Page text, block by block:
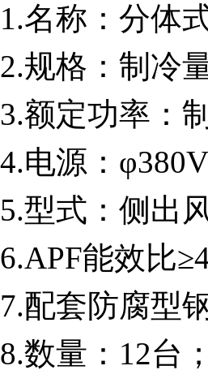
1.名称：分体
2.规格：制冷
3.额定功率：
4.电源：φ380V
5.型式：侧出
6.APF能效比
7.配套防腐型
8.数量：12台；